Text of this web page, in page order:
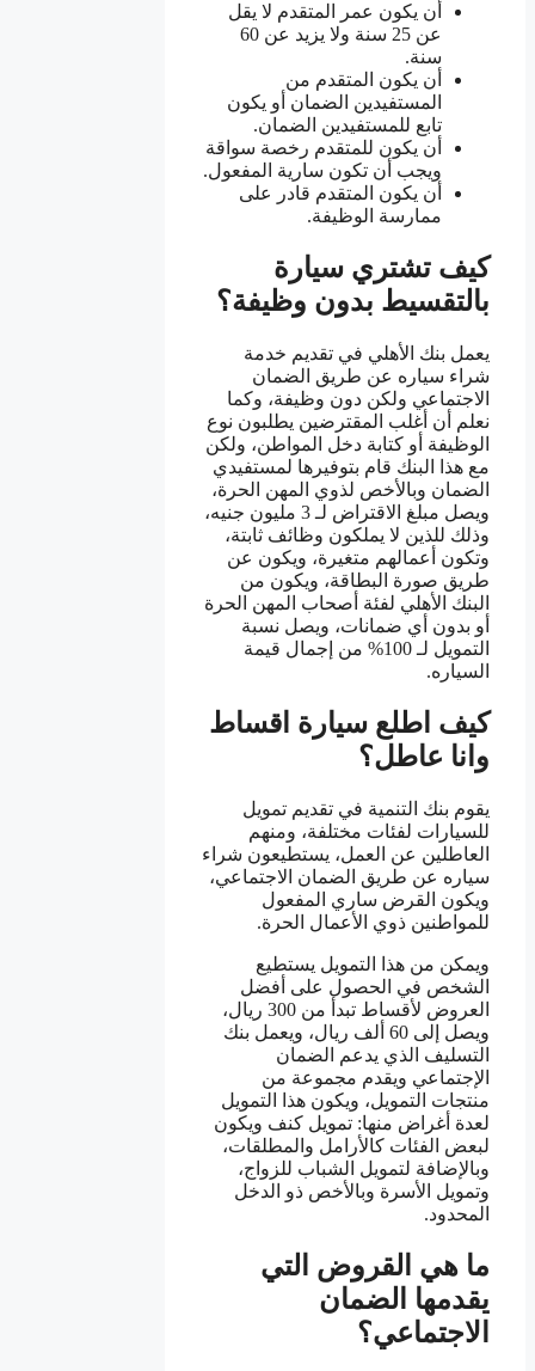
أن يكون عمر المتقدم لا يقل
عن 25 سنة ولا يزيد عن 60
سنة.
أن يكون المتقدم من
المستفيدين الضمان أو يكون
تابع للمستفيدين الضمان.
أن يكون للمتقدم رخصة سواقة
ويجب أن تكون سارية المفعول.
أن يكون المتقدم قادر على
ممارسة الوظيفة.
كيف تشتري سيارة
بالتقسيط بدون وظيفة؟
يعمل بنك الأهلي في تقديم خدمة
شراء سياره عن طريق الضمان
الاجتماعي ولكن دون وظيفة، وكما
نعلم أن أغلب المقترضين يطلبون نوع
الوظيفة أو كتابة دخل المواطن، ولكن
مع هذا البنك قام بتوفيرها لمستفيدي
الضمان وبالأخص لذوي المهن الحرة،
ويصل مبلغ الاقتراض لـ 3 مليون جنيه،
وذلك للذين لا يملكون وظائف ثابتة،
وتكون أعمالهم متغيرة، ويكون عن
طريق صورة البطاقة، ويكون من
البنك الأهلي لفئة أصحاب المهن الحرة
أو بدون أي ضمانات، ويصل نسبة
التمويل لـ 100% من إجمال قيمة
السياره.
كيف اطلع سيارة اقساط
وانا عاطل؟
يقوم بنك التنمية في تقديم تمويل
للسيارات لفئات مختلفة، ومنهم
العاطلين عن العمل، يستطيعون شراء
سياره عن طريق الضمان الاجتماعي،
ويكون القرض ساري المفعول
للمواطنين ذوي الأعمال الحرة.
ويمكن من هذا التمويل يستطيع
الشخص في الحصول على أفضل
العروض لأقساط تبدأ من 300 ريال،
ويصل إلى 60 ألف ريال، ويعمل بنك
التسليف الذي يدعم الضمان
الإجتماعي ويقدم مجموعة من
منتجات التمويل، ويكون هذا التمويل
لعدة أغراض منها: تمويل كنف ويكون
لبعض الفئات كالأرامل والمطلقات،
وبالإضافة لتمويل الشباب للزواج،
وتمويل الأسرة وبالأخص ذو الدخل
المحدود.
ما هي القروض التي
يقدمها الضمان
الاجتماعي؟